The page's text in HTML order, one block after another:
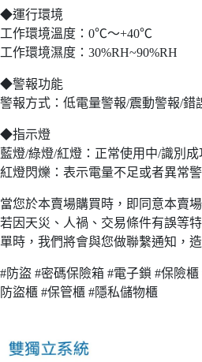
◆運行環境
工作環境溫度：0℃～+40℃
工作環境濕度：30%RH~90%RH
◆警報功能
警報方式：低電量警報/震動警報/錯
◆指示燈
藍燈/綠燈/紅燈：正常使用中/識別
紅燈閃爍：表示電量不足或者異常
當您於本賣場購買時，即同意本賣
若因天災、人禍、交易條件有誤等
單時，我們將會與您做聯繫通知，
#防盜 #密碼保險箱 #電子鎖 #保險
防盜櫃 #保管櫃 #隱私儲物櫃